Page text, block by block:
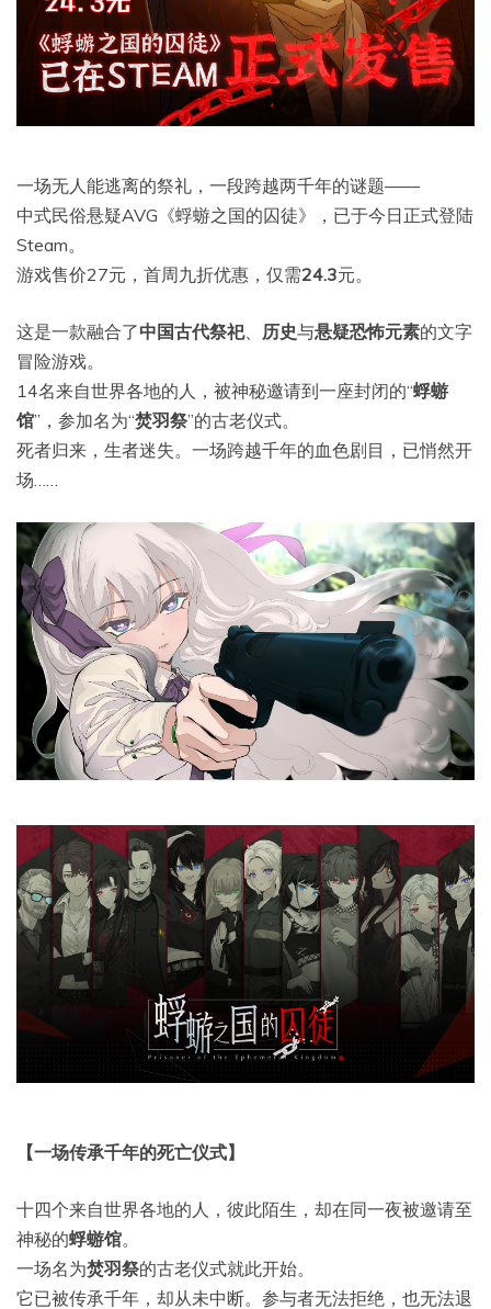
一场无人能逃离的祭礼，一段跨越两千年的谜题——
中式民俗悬疑AVG《蜉蝣之国的囚徒》，已于今日正式登陆
Steam。
游戏售价27元，首周九折优惠，仅需24.3元。
这是一款融合了中国古代祭祀、 历史与悬疑恐怖元素的文字
冒险游戏。
14名来自世界各地的人，被神秘邀请到一座封闭的“蜉蝣
馆”，参加名为“焚羽祭”的古老仪式。
死者归来，生者迷失。一场跨越千年的血色剧目，已悄然开
场……
【一场传承千年的死亡仪式】
十四个来自世界各地的人，彼此陌生，却在同一夜被邀请至
神秘的蜉蝣馆。
一场名为焚羽祭的古老仪式就此开始。
它已被传承千年，却从未中断。参与者无法拒绝，也无法退